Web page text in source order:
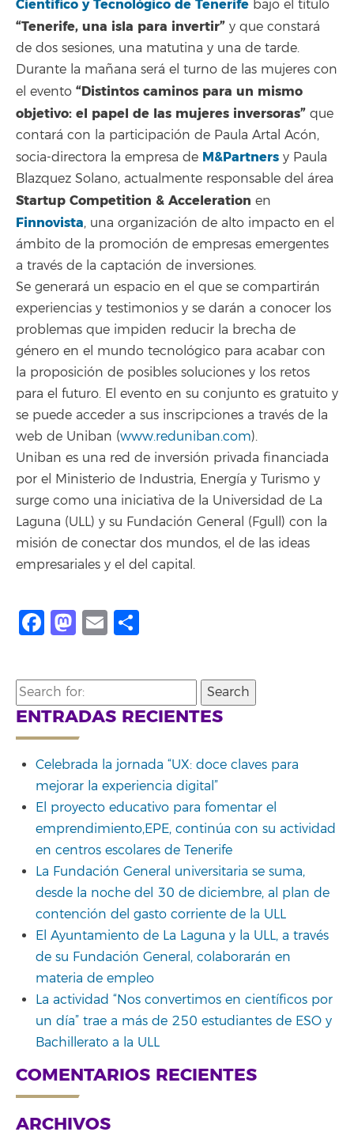
Científico y Tecnológico de Tenerife bajo el título
“Tenerife, una isla para invertir” y que constará
de dos sesiones, una matutina y una de tarde.
Durante la mañana será el turno de las mujeres con
el evento “Distintos caminos para un mismo
objetivo: el papel de las mujeres inversoras” que
contará con la participación de Paula Artal Acón,
socia-directora la empresa de M&Partners y Paula
Blazquez Solano, actualmente responsable del área
Startup Competition & Acceleration en
Finnovista, una organización de alto impacto en el
ámbito de la promoción de empresas emergentes
a través de la captación de inversiones.
Se generará un espacio en el que se compartirán
experiencias y testimonios y se darán a conocer los
problemas que impiden reducir la brecha de
género en el mundo tecnológico para acabar con
la proposición de posibles soluciones y los retos
para el futuro. El evento en su conjunto es gratuito y
se puede acceder a sus inscripciones a través de la
web de Uniban (www.reduniban.com).
Uniban es una red de inversión privada financiada
por el Ministerio de Industria, Energía y Turismo y
surge como una iniciativa de la Universidad de La
Laguna (ULL) y su Fundación General (Fgull) con la
misión de conectar dos mundos, el de las ideas
empresariales y el del capital.
Facebook
Mastodon
Email
Search
for:
ENTRADAS RECIENTES
Celebrada la jornada “UX: doce claves para
mejorar la experiencia digital”
El proyecto educativo para fomentar el
emprendimiento,EPE, continúa con su actividad
en centros escolares de Tenerife
La Fundación General universitaria se suma,
desde la noche del 30 de diciembre, al plan de
contención del gasto corriente de la ULL
El Ayuntamiento de La Laguna y la ULL, a través
de su Fundación General, colaborarán en
materia de empleo
La actividad “Nos convertimos en científicos por
un día” trae a más de 250 estudiantes de ESO y
Bachillerato a la ULL
COMENTARIOS RECIENTES
ARCHIVOS